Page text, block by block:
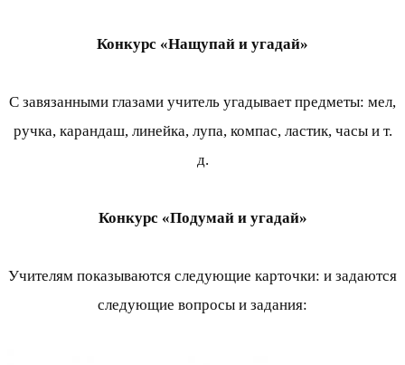
Конкурс «Нащупай и угадай»
С завязанными глазами учитель угадывает предметы: мел,
ручка, карандаш, линейка, лупа, компас, ластик, часы и т.
д.
Конкурс «Подумай и угадай»
Учителям показываются следующие карточки: и задаются
следующие вопросы и задания: